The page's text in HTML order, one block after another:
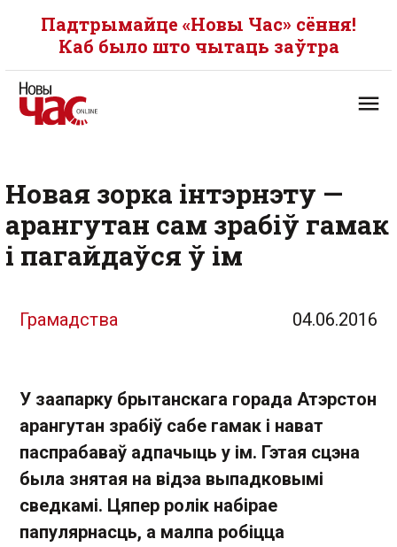
Падтрымайце «Новы Час» сёння!
Каб было што чытаць заўтра
Новая зорка інтэрнэту —
арангутан сам зрабіў гамак
і пагайдаўся ў ім
Грамадства 04.06.2016
У заапарку брытанскага горада Атэрстон
арангутан зрабіў сабе гамак і нават
паспрабаваў адпачыць у ім. Гэтая сцэна
была знятая на відэа выпадковымі
сведкамі. Цяпер ролік набірае
папулярнасць, а малпа робіцца